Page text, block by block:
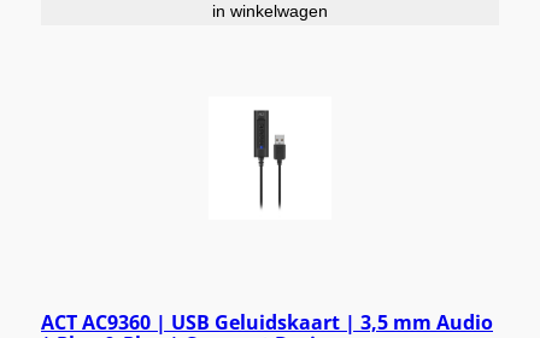
in winkelwagen
ACT AC9360 | USB Geluidskaart | 3,5 mm Audio